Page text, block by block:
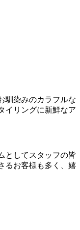
馴染みのカラフルな
イリングに新鮮なア
としてスタッフの皆
るお客様も多く、嬉